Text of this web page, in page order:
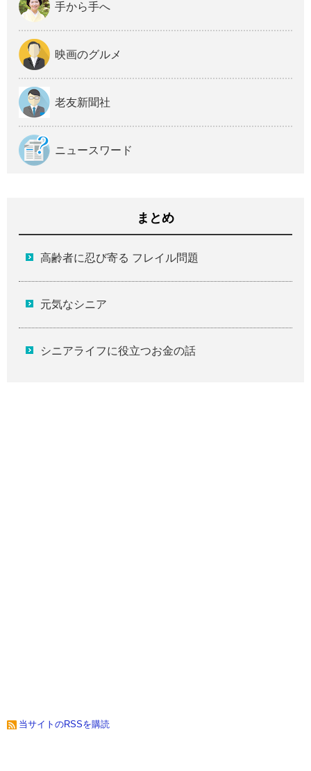
手から手へ
映画のグルメ
老友新聞社
ニュースワード
まとめ
高齢者に忍び寄る フレイル問題
元気なシニア
シニアライフに役立つお金の話
当サイトのRSSを購読